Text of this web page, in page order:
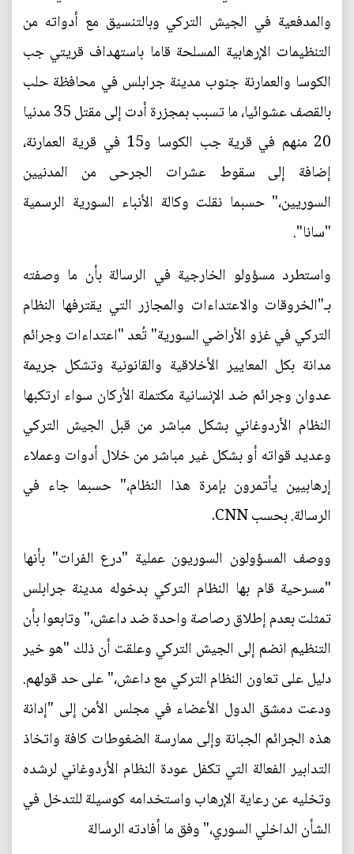
والمدفعية في الجيش التركي وبالتنسيق مع أدواته من
التنظيمات الإرهابية المسلحة قاما باستهداف قريتي جب
الكوسا والعمارنة جنوب مدينة جرابلس في محافظة حلب
بالقصف عشوائيا، ما تسبب بمجزرة أدت إلى مقتل 35 مدنيا
20 منهم في قرية جب الكوسا و15 في قرية العمارنة،
إضافة إلى سقوط عشرات الجرحى من المدنيين
السوريين،" حسبما نقلت وكالة الأنباء السورية الرسمية
"سانا".
واستطرد مسؤولو الخارجية في الرسالة بأن ما وصفته
بـ"الخروقات والاعتداءات والمجازر التي يقترفها النظام
التركي في غزو الأراضي السورية" تُعد "اعتداءات وجرائم
مدانة بكل المعايير الأخلاقية والقانونية وتشكل جريمة
عدوان وجرائم ضد الإنسانية مكتملة الأركان سواء ارتكبها
النظام الأردوغاني بشكل مباشر من قبل الجيش التركي
وعديد قواته أو بشكل غير مباشر من خلال أدوات وعملاء
إرهابيين يأتمرون بإمرة هذا النظام،" حسبما جاء في
الرسالة. بحسب CNN.
ووصف المسؤولون السوريون عملية "درع الفرات" بأنها
"مسرحية قام بها النظام التركي بدخوله مدينة جرابلس
تمثلت بعدم إطلاق رصاصة واحدة ضد داعش،" وتابعوا بأن
التنظيم انضم إلى الجيش التركي وعلقت أن ذلك "هو خير
دليل على تعاون النظام التركي مع داعش،" على حد قولهم.
ودعت دمشق الدول الأعضاء في مجلس الأمن إلى "إدانة
هذه الجرائم الجبانة وإلى ممارسة الضغوطات كافة واتخاذ
التدابير الفعالة التي تكفل عودة النظام الأردوغاني لرشده
وتخليه عن رعاية الإرهاب واستخدامه كوسيلة للتدخل في
الشأن الداخلي السوري،" وفق ما أفادته الرسالة